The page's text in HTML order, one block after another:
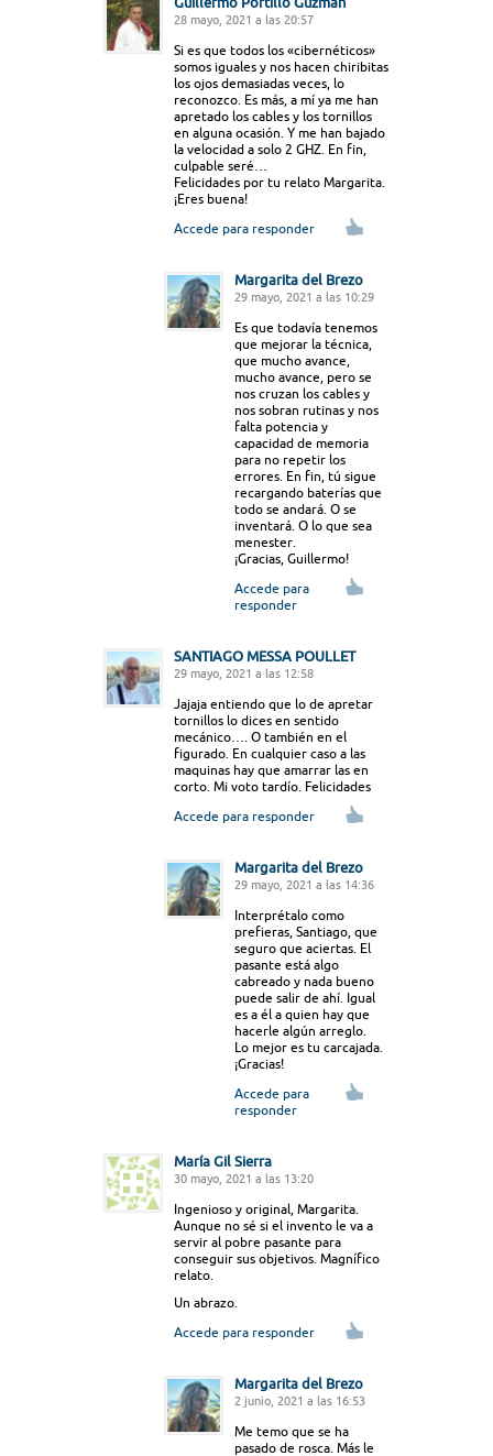
28 mayo, 2021 a las 20:57
Si es que todos los «cibernéticos»
somos iguales y nos hacen chiribitas
los ojos demasiadas veces, lo
reconozco. Es más, a mí ya me han
apretado los cables y los tornillos
en alguna ocasión. Y me han bajado
la velocidad a solo 2 GHZ. En fin,
culpable seré…
Felicidades por tu relato Margarita.
¡Eres buena!
Accede para responder
Margarita del Brezo
29 mayo, 2021 a las 10:29
Es que todavía tenemos
que mejorar la técnica,
que mucho avance,
mucho avance, pero se
nos cruzan los cables y
nos sobran rutinas y nos
falta potencia y
capacidad de memoria
para no repetir los
errores. En fin, tú sigue
recargando baterías que
todo se andará. O se
inventará. O lo que sea
menester.
¡Gracias, Guillermo!
Accede para
responder
SANTIAGO MESSA POULLET
29 mayo, 2021 a las 12:58
Jajaja entiendo que lo de apretar
tornillos lo dices en sentido
mecánico…. O también en el
figurado. En cualquier caso a las
maquinas hay que amarrar las en
corto. Mi voto tardío. Felicidades
Accede para responder
Margarita del Brezo
29 mayo, 2021 a las 14:36
Interprétalo como
prefieras, Santiago, que
seguro que aciertas. El
pasante está algo
cabreado y nada bueno
puede salir de ahí. Igual
es a él a quien hay que
hacerle algún arreglo.
Lo mejor es tu carcajada.
¡Gracias!
Accede para
responder
María Gil Sierra
30 mayo, 2021 a las 13:20
Ingenioso y original, Margarita.
Aunque no sé si el invento le va a
servir al pobre pasante para
conseguir sus objetivos. Magnífico
relato.
Un abrazo.
Accede para responder
Margarita del Brezo
2 junio, 2021 a las 16:53
Me temo que se ha
pasado de rosca. Más le